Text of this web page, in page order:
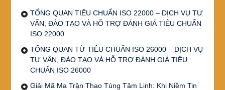
TỔNG QUAN TIÊU CHUẨN ISO 22000 – DỊCH VỤ TƯ
VẤN, ĐÀO TẠO VÀ HỖ TRỢ ĐÁNH GIÁ TIÊU CHUẨN
ISO 22000
TỔNG QUAN TỪ TIÊU CHUẨN ISO 26000 – DỊCH VỤ
TƯ VẤN, ĐÀO TẠO VÀ HỖ TRỢ ĐÁNH GIÁ TIÊU
CHUẨN ISO 26000
Giải Mã Ma Trận Thao Túng Tâm Linh: Khi Niềm Tin